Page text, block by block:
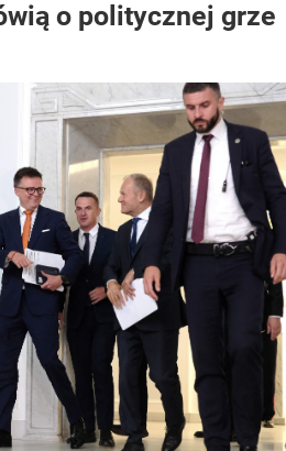
o politycznej grze